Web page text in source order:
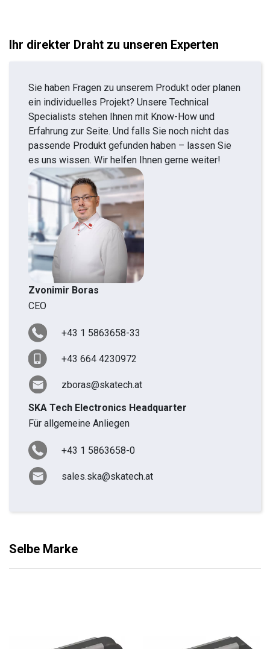
Ihr direkter Draht zu unseren Experten
Sie haben Fragen zu unserem Produkt oder planen
ein individuelles Projekt? Unsere Technical
Specialists stehen Ihnen mit Know-How und
Erfahrung zur Seite. Und falls Sie noch nicht das
passende Produkt gefunden haben – lassen Sie
es uns wissen. Wir helfen Ihnen gerne weiter!
Zvonimir Boras
CEO
+43 1 5863658-33
+43 664 4230972
zboras@skatech.at
SKA Tech Electronics Headquarter
Für allgemeine Anliegen
+43 1 5863658-0
sales.ska@skatech.at
Selbe Marke